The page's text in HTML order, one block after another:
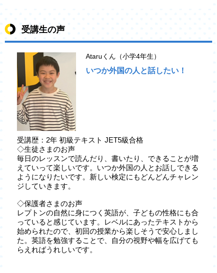
受講生の声
Ataruくん（小学4年生）
いつか外国の人と話したい！
受講歴：2年 初級テキスト JET5級合格
◇生徒さまのお声
毎日のレッスンで読んだり、書いたり、できることが増
えていって楽しいです。いつか外国の人とお話しできる
ようになりたいです。新しい検定にもどんどんチャレン
ジしていきます。
◇保護者さまのお声
レプトンの自然に身につく英語が、子どもの性格にも合
っていると感じています。レベルにあったテキストから
始められたので、初回の授業から楽しそうで安心しまし
た。英語を勉強することで、自分の視野や幅を広げても
らえればうれしいです。